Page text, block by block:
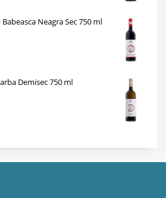
Neagra Sec 750 ml
Demisec 750 ml